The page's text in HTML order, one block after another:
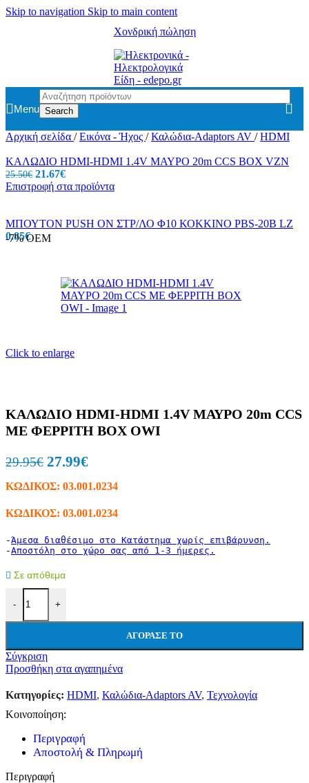
Skip to navigation Skip to main content
Χονδρική πώληση
Menu Search
Αρχική σελίδα / Εικόνα - Ήχος / Καλώδια-Adaptors AV / HDMI
ΚΑΛΩΔΙΟ HDMI-HDMI 1.4V ΜΑΥΡΟ 20m CCS BOX VZN
25.50€ 21.67€
Επιστροφή στα προϊόντα
ΜΠΟΥΤΟΝ PUSH ON ΣΤΡ/ΛΟ Φ10 ΚΟΚΚΙΝΟ PBS-20B LZ
0.85€
-7% OEM
Click to enlarge
ΚΑΛΩΔΙΟ HDMI-HDMI 1.4V ΜΑΥΡΟ 20m CCS
ME ΦΕΡΡΙΤΗ BOX OWI
29.95€ 27.99€
ΚΩΔΙΚΟΣ: 03.001.0234
ΚΩΔΙΚΟΣ: 03.001.0234
-Άμεσα διαθέσιμο στο Κατάστημα χωρίς επιβάρυνση.
-Αποστόλη στο χώρο σας από 1-3 ήμερες.
Σε απόθεμα
- +
ΑΓΌΡΑΣΕ ΤΟ
Σύγκριση
Προσθήκη στα αγαπημένα
Κατηγορίες: HDMI, Καλώδια-Adaptors AV, Τεχνολογία
Κοινοποίηση:
Περιγραφή
Αποστολή & Πληρωμή
Περιγραφή